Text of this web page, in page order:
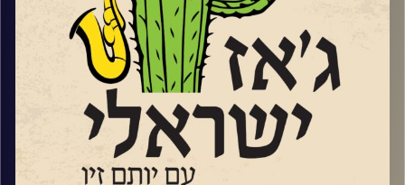
הזרעים של הפסטיבל החלו לנבוט בגינת ביתם של עדי ואלון
(הבסיסט של להקת א-טמפו) שטרן באמצעות הופעות ביתיות.
משם התפתחו ל"ליין ג'ז" קהילתי שהפגיש מידי חודש את
חובבי הג'ז של פרדס חנה כרכור עם הרכבי ג'ז ישראלים. שלוש
שנים לאחר מכן, בימינו אלו – פסטיבל נולד.